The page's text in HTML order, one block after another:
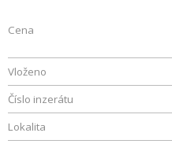
Cena
Vloženo
Číslo inzerátu
Lokalita